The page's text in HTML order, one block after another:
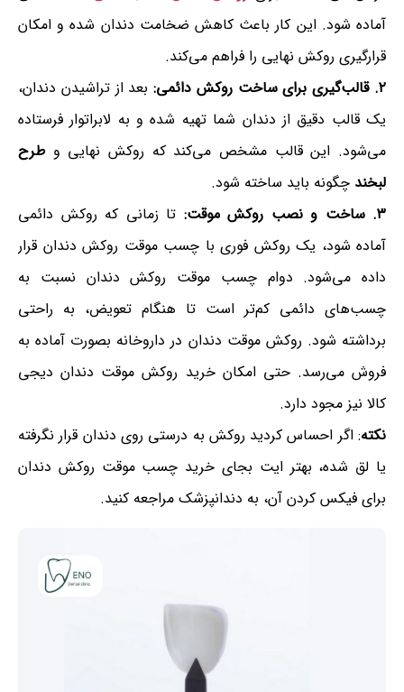
آماده شود. این کار باعث کاهش ضخامت دندان شده و امکان
قرارگیری روکش نهایی را فراهم می‌کند.
۲. قالب‌گیری برای ساخت روکش دائمی:
بعد از تراشیدن دندان،
یک قالب دقیق از دندان شما تهیه شده و به لابراتوار فرستاده
می‌شود. این قالب مشخص می‌کند که روکش نهایی و طرح
لبخند چگونه باید ساخته شود.
۳. ساخت و نصب روکش موقت:
تا زمانی که روکش دائمی
آماده شود، یک روکش فوری با چسب موقت روکش دندان قرار
داده می‌شود. دوام چسب موقت روکش دندان نسبت به
چسب‌های دائمی کم‌تر است تا هنگام تعویض، به راحتی
برداشته شود. روکش موقت دندان در داروخانه بصورت آماده به
فروش می‌رسد. حتی امکان خرید روکش موقت دندان دیجی
کالا نیز مجود دارد.
نکته: اگر احساس کردید روکش به درستی روی دندان قرار نگرفته
یا لق شده، بهتر ایت بجای خرید چسب موقت روکش دندان
برای فیکس کردن آن، به دندانپزشک مراجعه کنید.